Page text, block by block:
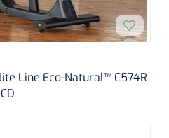
Line Eco-Natural™ C574R